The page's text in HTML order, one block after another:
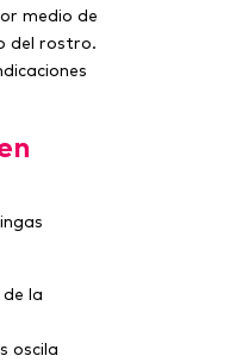
medio de
del rostro.
la
oscila